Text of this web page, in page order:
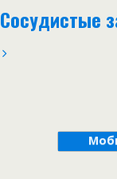
Сосудистые